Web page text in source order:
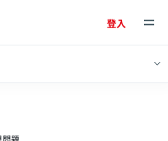
登入
問題